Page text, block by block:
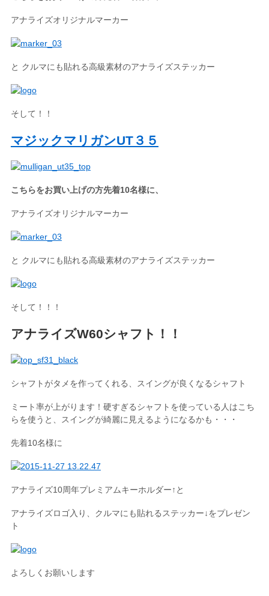
アナライズオリジナルマーカー
と クルマにも貼れる高級素材のアナライズステッカー
そして！！
マジックマリガンUT３５
こちらをお買い上げの方先着10名様に、
アナライズオリジナルマーカー
と クルマにも貼れる高級素材のアナライズステッカー
そして！！！
アナライズW60シャフト！！
シャフトがタメを作ってくれる、スイングが良くなるシャフト
ミート率が上がります！硬すぎるシャフトを使っている人はこち
らを使うと、スイングが綺麗に見えるようになるかも・・・
先着10名様に
アナライズ10周年プレミアムキーホルダー↑と
アナライズロゴ入り、クルマにも貼れるステッカー↓をプレゼン
ト
よろしくお願いします